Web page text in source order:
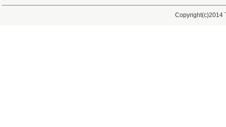
Copyright(c)2014